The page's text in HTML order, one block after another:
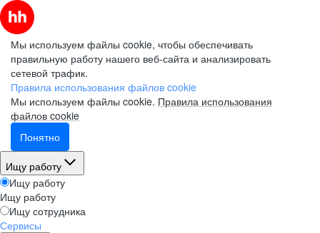
Мы используем файлы cookie, чтобы обеспечивать
правильную работу нашего веб-сайта и анализировать
сетевой трафик.
Правила использования файлов cookie
Мы используем файлы cookie. Правила использования
файлов cookie
Понятно
Ищу работу
Ищу работу
Ищу работу
Ищу сотрудника
Сервисы